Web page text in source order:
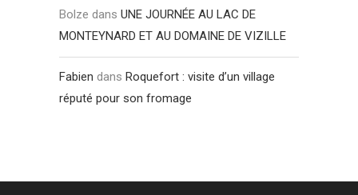
Bolze dans UNE JOURNÉE AU LAC DE
MONTEYNARD ET AU DOMAINE DE VIZILLE
Fabien dans Roquefort : visite d’un village
réputé pour son fromage